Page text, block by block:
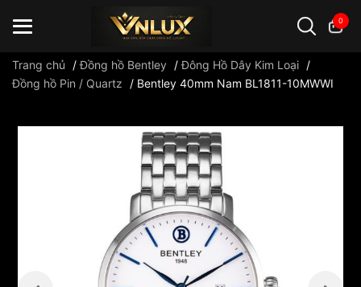
0
Trang chủ /Đồng hồ Bentley /Đông Hồ Dây Kim Loại /
Đồng hồ Pin / Quartz
/ Bentley 40mm Nam BL1811-10MWWI